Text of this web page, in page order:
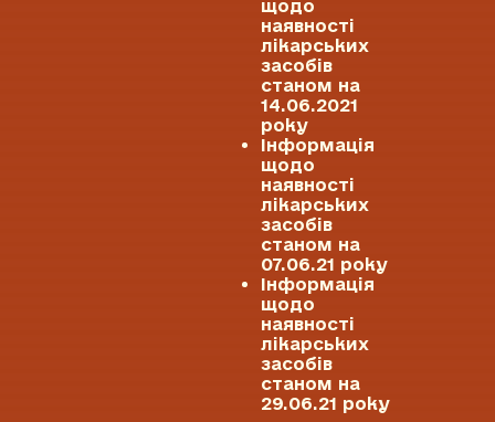
щодо
наявності
лікарських
засобів
станом на
14.06.2021
року
Інформація
щодо
наявності
лікарських
засобів
станом на
07.06.21 року
Інформація
щодо
наявності
лікарських
засобів
станом на
29.06.21 року